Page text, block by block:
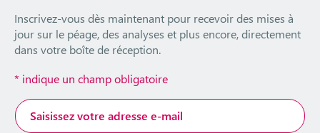
Inscrivez-vous dès maintenant pour recevoir des mises à
jour sur le péage, des analyses et plus encore, directement
dans votre boîte de réception.
* indique un champ obligatoire
Adresse
e-